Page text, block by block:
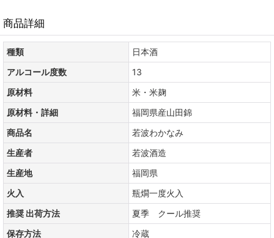
商品詳細
種類
日本酒
アルコール度数
13
原材料
米・米麹
原材料・詳細
福岡県産山田錦
商品名
若波わかなみ
生産者
若波酒造
生産地
福岡県
火入
瓶燗一度火入
推奨 出荷方法
夏季 クール推奨
保存方法
冷蔵